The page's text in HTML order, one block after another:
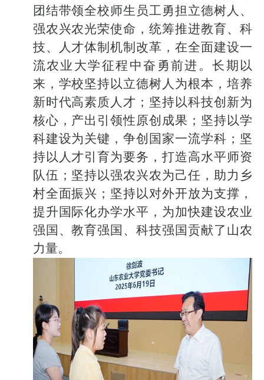
团结带领全校师生员工勇担立德树人、
强农兴农光荣使命，统筹推进教育、科
技、人才体制机制改革，在全面建设一
流农业大学征程中奋勇前进。长期以
来，学校坚持以立德树人为根本，培养
新时代高素质人才；坚持以科技创新为
核心，产出引领性原创成果；坚持以学
科建设为关键，争创国家一流学科；坚
持以人才引育为要务，打造高水平师资
队伍；坚持以强农兴农为己任，助力乡
村全面振兴；坚持以对外开放为支撑，
提升国际化办学水平，为加快建设农业
强国、教育强国、科技强国贡献了山农
力量。